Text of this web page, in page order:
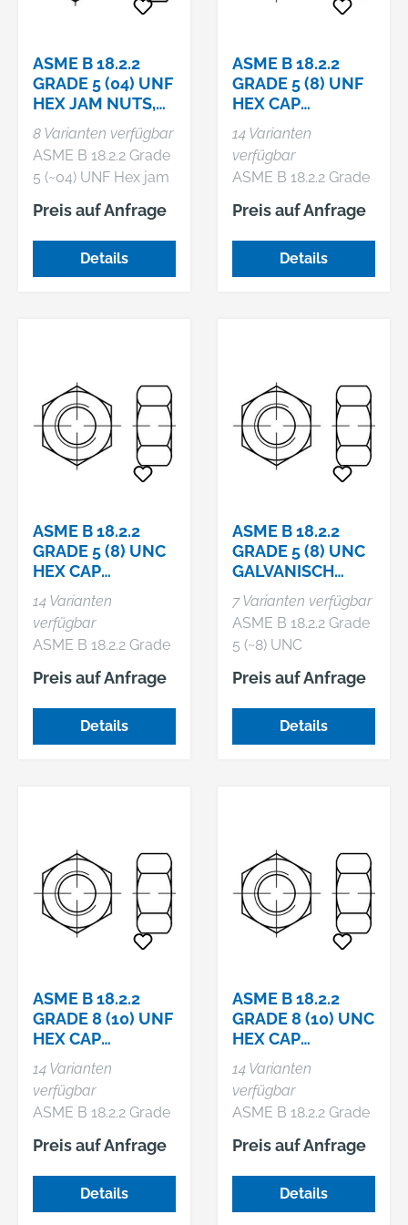
ASME B 18.2.2
GRADE 5 (04) UNF
HEX JAM NUTS,
NIEDRIGE
SECHSKANTMU.
MIT UNF-GEWI
8 Varianten verfügbar
ASME B 18.2.2 Grade
5 (~04) UNF Hex jam
nuts, Niedrige
Sechskantmu. mit
UNF-Gewinde
Preis auf Anfrage
Details
ASME B 18.2.2
GRADE 5 (8) UNF
HEX CAP
SCREWS,
SECHSKANTMUT
TERN MIT MIT
UNF-GEWI
14 Varianten
verfügbar
ASME B 18.2.2 Grade
5 (~8) UNF Hex cap
screws,
Sechskantmuttern
mit mit UNF-
Preis auf Anfrage
Details
ASME B 18.2.2
GRADE 5 (8) UNC
HEX CAP
SCREWS,
SECHSKANTMUT
TERN MIT MIT
UNC-GEWI
14 Varianten
verfügbar
ASME B 18.2.2 Grade
5 (~8) UNC Hex cap
screws,
Sechskantmuttern
mit mit UNC-
Preis auf Anfrage
Details
ASME B 18.2.2
GRADE 5 (8) UNC
GALVANISCH
VERZINKT HEX
CAP SCREWS,
SECHSKANTMUT
T
7 Varianten verfügbar
ASME B 18.2.2 Grade
5 (~8) UNC
galvanisch verzinkt
Hex cap screws,
Sechskantmuttern
mit mit UNC-
Preis auf Anfrage
Details
ASME B 18.2.2
GRADE 8 (10) UNF
HEX CAP
SCREWS,
SECHSKANTMUT
TERN MIT MIT
UNF-GEW
14 Varianten
verfügbar
ASME B 18.2.2 Grade
8 (~10) UNF Hex cap
screws,
Sechskantmuttern
mit mit UNF-
Preis auf Anfrage
Details
ASME B 18.2.2
GRADE 8 (10) UNC
HEX CAP
SCREWS,
SECHSKANTMUT
TERN MIT MIT
UNC-GEW
14 Varianten
verfügbar
ASME B 18.2.2 Grade
8 (~10) UNC Hex cap
screws,
Sechskantmuttern
mit mit UNC-
Preis auf Anfrage
Details